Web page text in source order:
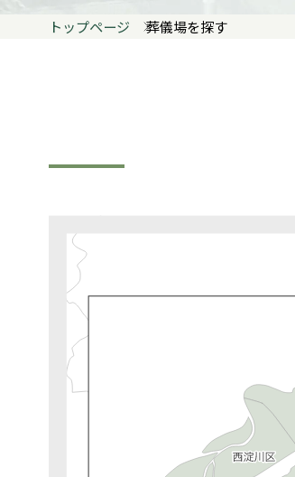
トップページ 葬儀場を探す